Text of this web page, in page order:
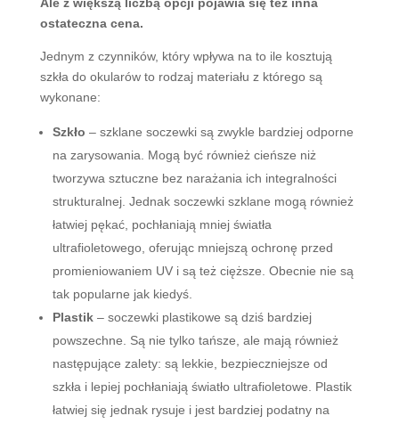
ostateczna cena.
Jednym z czynników, który wpływa na to ile kosztują
szkła do okularów to rodzaj materiału z którego są
wykonane:
Szkło – szklane soczewki są zwykle bardziej odporne
na zarysowania. Mogą być również cieńsze niż
tworzywa sztuczne bez narażania ich integralności
strukturalnej. Jednak soczewki szklane mogą również
łatwiej pękać, pochłaniają mniej światła
ultrafioletowego, oferując mniejszą ochronę przed
promieniowaniem UV i są też cięższe. Obecnie nie są
tak popularne jak kiedyś.
Plastik – soczewki plastikowe są dziś bardziej
powszechne. Są nie tylko tańsze, ale mają również
następujące zalety: są lekkie, bezpieczniejsze od
szkła i lepiej pochłaniają światło ultrafioletowe. Plastik
łatwiej się jednak rysuje i jest bardziej podatny na